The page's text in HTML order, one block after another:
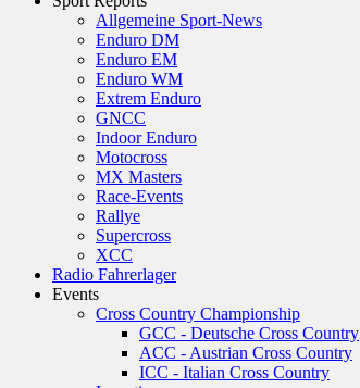
Allgemeine Sport-News
Enduro DM
Enduro EM
Enduro WM
Extrem Enduro
GNCC
Indoor Enduro
Motocross
MX Masters
Race-Events
Rallye
Supercross
XCC
Radio Fahrerlager
Events
Cross Country Championship
GCC - Deutsche Cross Country
ACC - Austrian Cross Country
ICC - Italian Cross Country